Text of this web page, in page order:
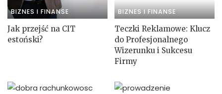
BIZNES I FINANSE
Jak przejść na CIT
estoński?
BIZNES I FINANSE
Teczki Reklamowe: Klucz
do Profesjonalnego
Wizerunku i Sukcesu
Firmy